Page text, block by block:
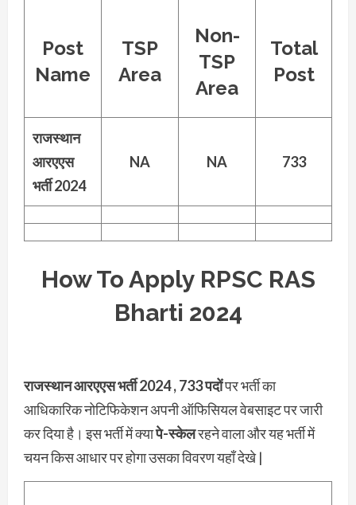
Post
Name
TSP
Area
Non-
TSP
Area
Total
Post
राजस्थान
आरएएस
भर्ती 2024
NA NA 733
How To Apply RPSC RAS
Bharti 2024
राजस्थान आरएएस भर्ती 2024 , 733 पदोंपर भर्ती का
आधिकारिक नोटिफिकेशन अपनी ऑफिसियल वेबसाइट पर जारी
कर दिया है। इस भर्ती में क्यापे-स्केलरहने वाला और यह भर्ती में
चयन किस आधार पर होगा उसका विवरण यहाँ देखे |